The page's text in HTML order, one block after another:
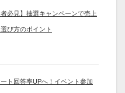
者必見】抽選キャンペーンで売上
び方のポイント
ト回答率UPへ！イベント参加